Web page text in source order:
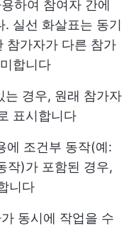
하여 참여자 간에
실선 화살표는 동기
참가자가 다른 참가
합니다
는 경우, 원래 참가자
표시합니다
에 조건부 동작(예:
작)가 포함된 경우,
니다
동시에 작업을 수